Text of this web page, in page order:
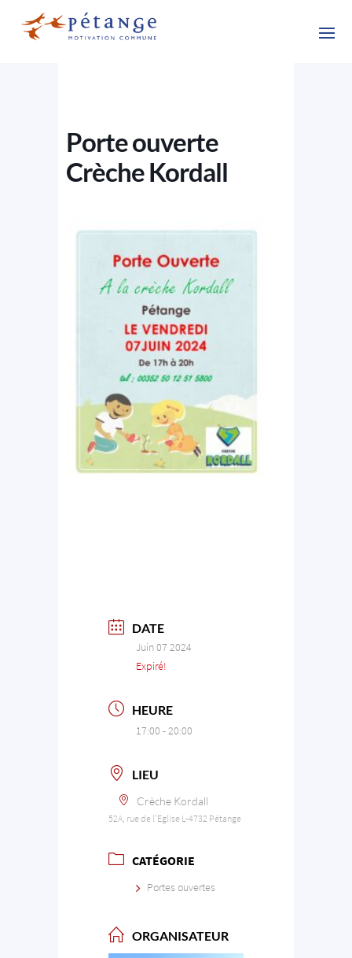
Porte ouverte
Crèche Kordall
DATE
Juin 07 2024
Expiré!
HEURE
17:00 - 20:00
LIEU
Crèche Kordall
52A, rue de l'Eglise L-4732 Pétange
CATÉGORIE
Portes ouvertes
ORGANISATEUR